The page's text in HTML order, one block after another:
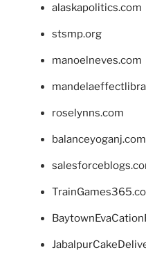
alaskapolitics.com
stsmp.org
manoelneves.com
roselynns.com
balanceyoganj.com